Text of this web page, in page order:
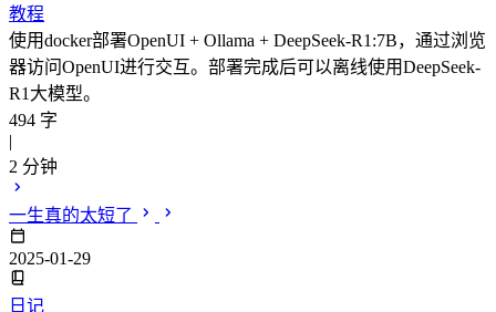
教程
使用docker部署OpenUI + Ollama + DeepSeek-R1:7B，通过浏览
器访问OpenUI进行交互。部署完成后可以离线使用DeepSeek-
R1大模型。
494 字
|
2 分钟
一生真的太短了
2025-01-29
日记